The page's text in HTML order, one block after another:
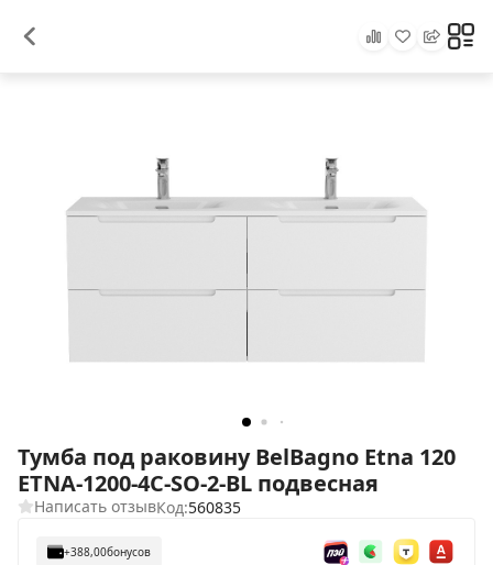
Тумба под раковину BelBagno Etna 120
ETNA-1200-4C-SO-2-BL подвесная
Написать отзывКод:560835
+388,00бонусов